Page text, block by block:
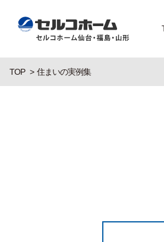
TOP 住まいの実例集